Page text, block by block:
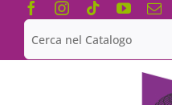
Salta
contenuto
Cerca
per: